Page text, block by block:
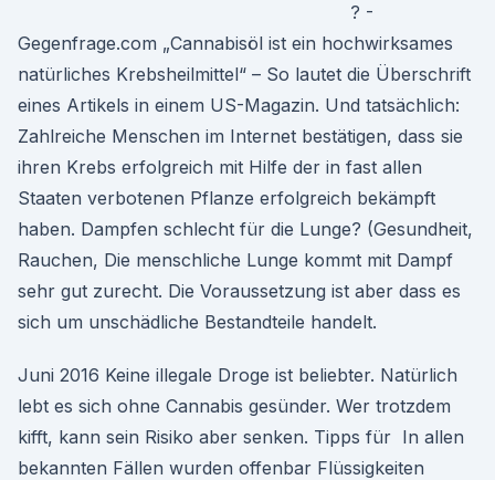
? -
Gegenfrage.com „Cannabisöl ist ein hochwirksames
natürliches Krebsheilmittel“ – So lautet die Überschrift
eines Artikels in einem US-Magazin. Und tatsächlich:
Zahlreiche Menschen im Internet bestätigen, dass sie
ihren Krebs erfolgreich mit Hilfe der in fast allen
Staaten verbotenen Pflanze erfolgreich bekämpft
haben. Dampfen schlecht für die Lunge? (Gesundheit,
Rauchen, Die menschliche Lunge kommt mit Dampf
sehr gut zurecht. Die Voraussetzung ist aber dass es
sich um unschädliche Bestandteile handelt.
Juni 2016 Keine illegale Droge ist beliebter. Natürlich
lebt es sich ohne Cannabis gesünder. Wer trotzdem
kifft, kann sein Risiko aber senken. Tipps für In allen
bekannten Fällen wurden offenbar Flüssigkeiten